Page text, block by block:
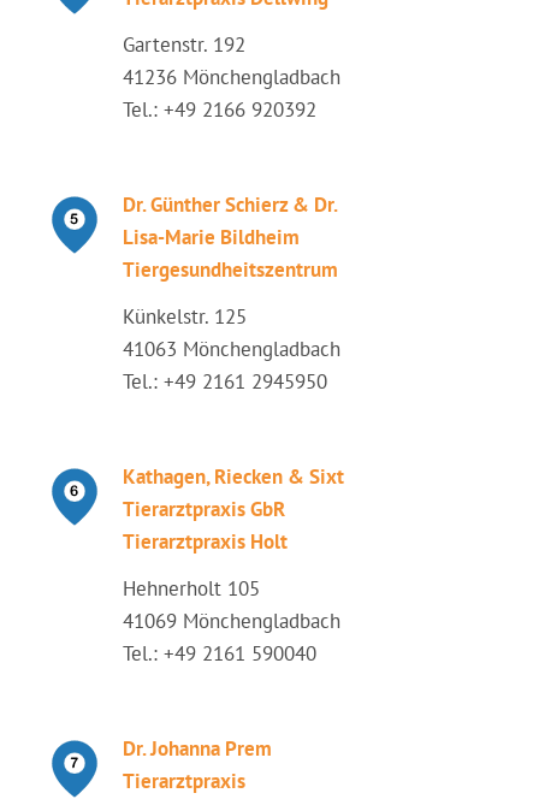
Gartenstr. 192
41236 Mönchengladbach
Tel.: +49 2166 920392
Dr. Günther Schierz & Dr.
Lisa-Marie Bildheim
Tiergesundheitszentrum
Künkelstr. 125
41063 Mönchengladbach
Tel.: +49 2161 2945950
Kathagen, Riecken & Sixt
Tierarztpraxis GbR
Tierarztpraxis Holt
Hehnerholt 105
41069 Mönchengladbach
Tel.: +49 2161 590040
Dr. Johanna Prem
Tierarztpraxis